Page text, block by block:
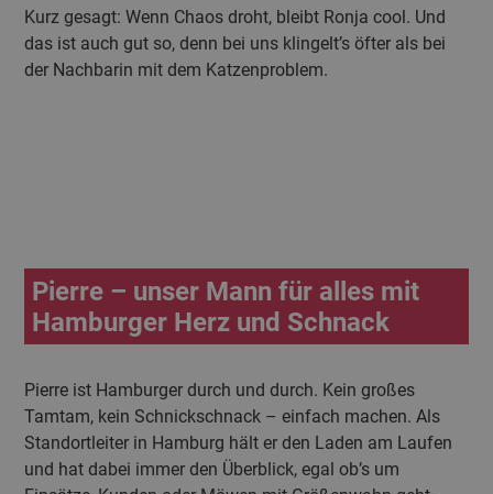
Kurz gesagt: Wenn Chaos droht, bleibt Ronja cool. Und
das ist auch gut so, denn bei uns klingelt’s öfter als bei
der Nachbarin mit dem Katzenproblem.
Pierre – unser Mann für alles mit
Hamburger Herz und Schnack
Pierre ist Hamburger durch und durch. Kein großes
Tamtam, kein Schnickschnack – einfach machen. Als
Standortleiter in Hamburg hält er den Laden am Laufen
und hat dabei immer den Überblick, egal ob’s um